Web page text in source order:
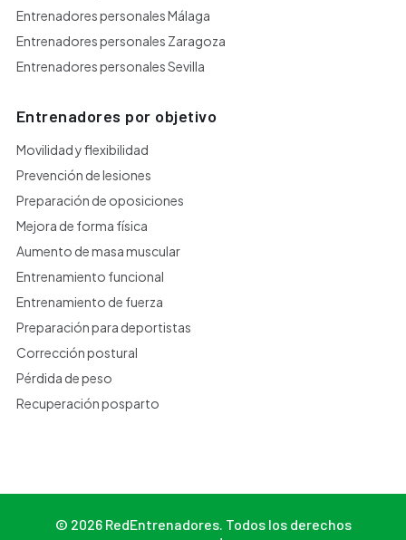
Entrenadores personales Málaga
Entrenadores personales Zaragoza
Entrenadores personales Sevilla
Entrenadores por objetivo
Movilidad y flexibilidad
Prevención de lesiones
Preparación de oposiciones
Mejora de forma física
Aumento de masa muscular
Entrenamiento funcional
Entrenamiento de fuerza
Preparación para deportistas
Corrección postural
Pérdida de peso
Recuperación posparto
© 2026 RedEntrenadores. Todos los derechos